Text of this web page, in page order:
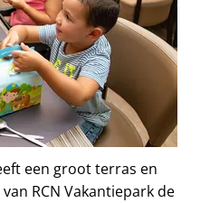
een groot terras en
RCN Vakantiepark de